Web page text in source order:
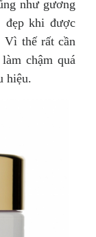
như gương
đẹp khi được
Vì thế rất cần
chậm quá
hiệu.